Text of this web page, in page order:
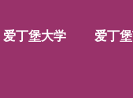
爱丁堡大学 爱丁